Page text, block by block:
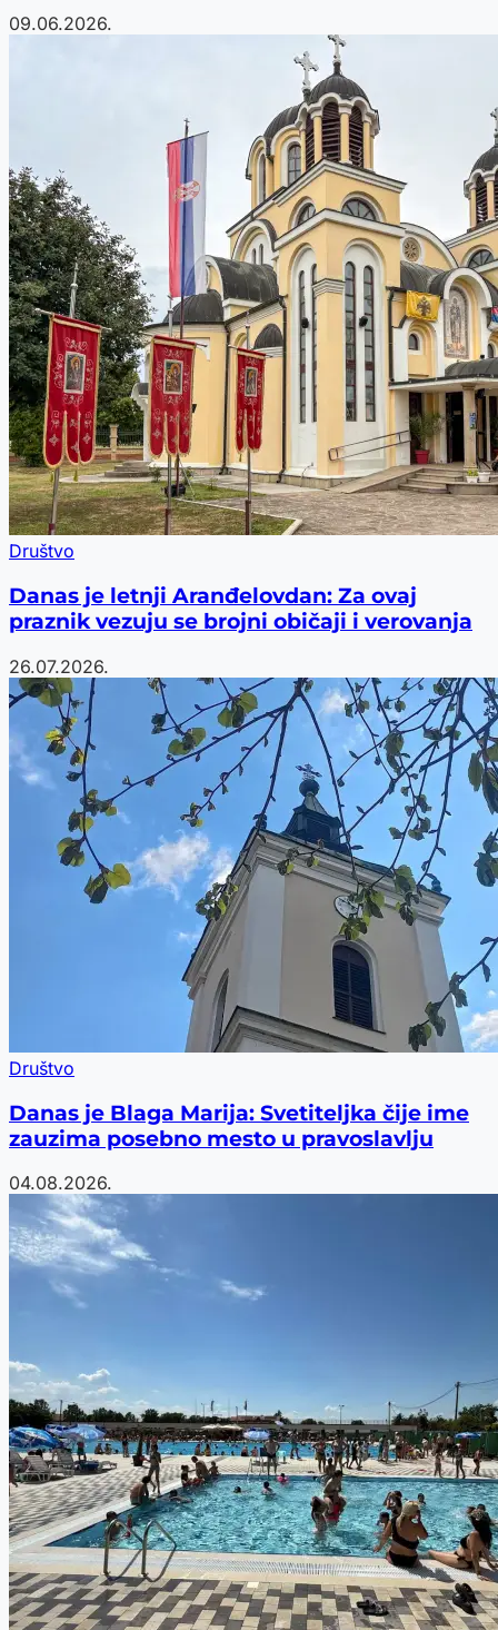
09.06.2026.
Društvo
Danas je letnji Aranđelovdan: Za ovaj
praznik vezuju se brojni običaji i verovanja
26.07.2026.
Društvo
Danas je Blaga Marija: Svetiteljka čije ime
zauzima posebno mesto u pravoslavlju
04.08.2026.